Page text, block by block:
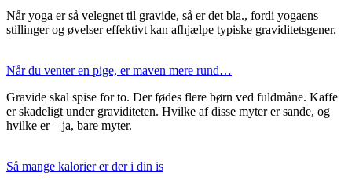
Når yoga er så velegnet til gravide, så er det bla., fordi yogaens
stillinger og øvelser effektivt kan afhjælpe typiske graviditetsgener.
Når du venter en pige, er maven mere rund…
Gravide skal spise for to. Der fødes flere børn ved fuldmåne. Kaffe
er skadeligt under graviditeten. Hvilke af disse myter er sande, og
hvilke er – ja, bare myter.
Så mange kalorier er der i din is